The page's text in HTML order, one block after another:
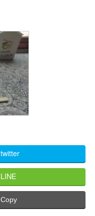
twitter
LINE
Copy